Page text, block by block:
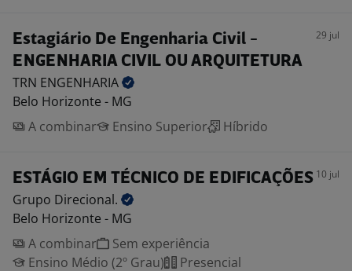
Estagiário De Engenharia Civil -
ENGENHARIA CIVIL OU ARQUITETURA
29 jul
TRN ENGENHARIA
Belo Horizonte - MG
A combinar
Ensino Superior Híbrido
ESTÁGIO EM TÉCNICO DE EDIFICAÇÕES 10 jul
Grupo Direcional.
Belo Horizonte - MG
A combinar
Sem experiência
Ensino Médio (2º Grau)
Presencial